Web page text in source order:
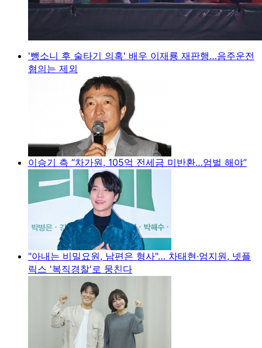
'뺑소니 후 술타기 의혹' 배우 이재룡 재판행…음주운전
혐의는 제외
이승기 측 “차가원, 105억 전세금 미반환…엄벌 해야”
"아내는 비밀요원, 남편은 형사"… 차태현·엄지원, 넷플
릭스 '복직경찰'로 뭉친다